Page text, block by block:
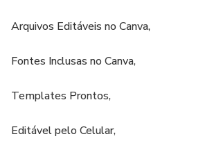
Arquivos Editáveis no Canva,
Fontes Inclusas no Canva,
Templates Prontos,
Editável pelo Celular,